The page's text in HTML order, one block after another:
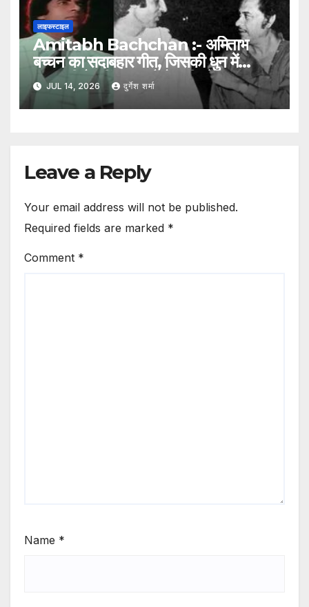
लाइफस्टाइल
Amitabh Bachchan :- अमिताभ
बच्चन का सदाबहार गीत, जिसकी धुन में
झलकती है रवींद्रनाथ टैगोर की प्रेरणा
JUL 14, 2026 दुर्गेश शर्मा
Leave a Reply
Your email address will not be published.
Required fields are marked *
Comment *
Name *